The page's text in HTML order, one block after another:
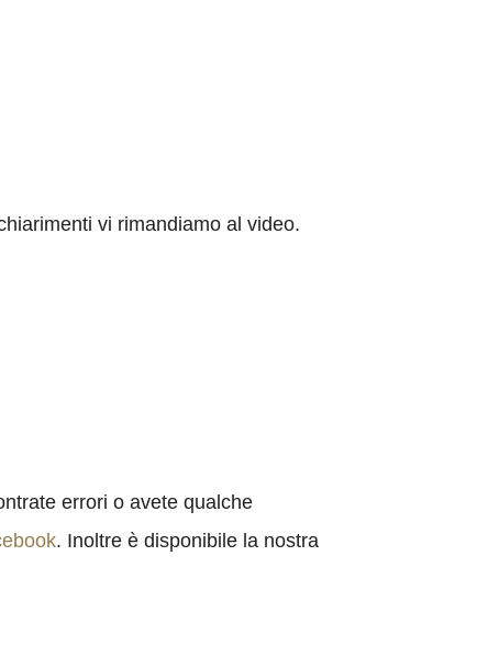
vi rimandiamo al video.
errori o avete qualche
. Inoltre è disponibile la nostra